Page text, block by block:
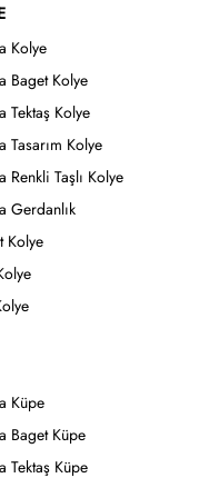
Kolye
Baget Kolye
Tektaş Kolye
Tasarım Kolye
Renkli Taşlı Kolye
Gerdanlık
Kolye
Küpe
Baget Küpe
Tektaş Küpe